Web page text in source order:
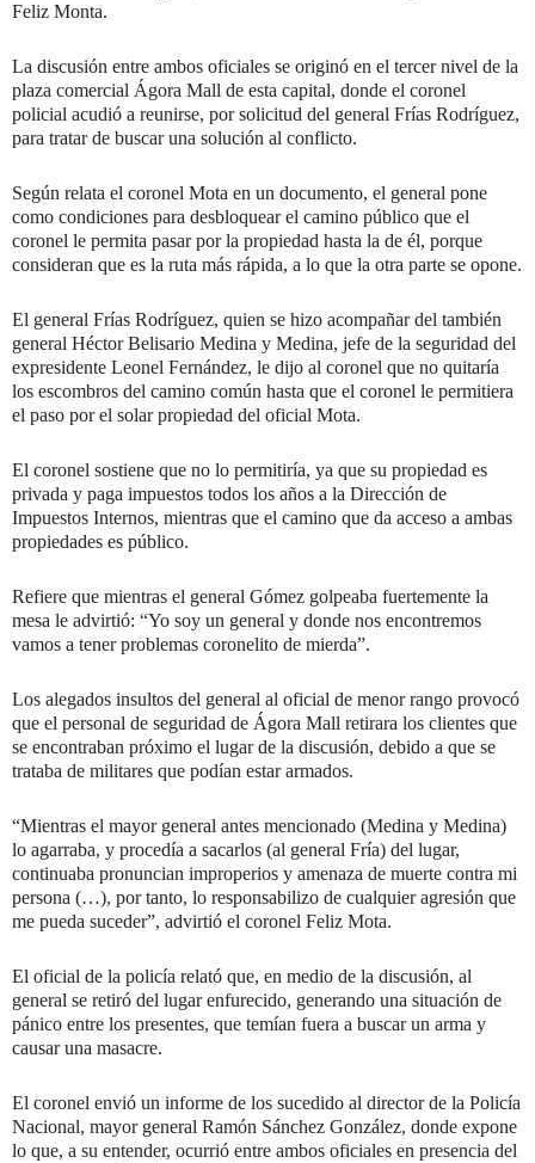
Feliz Monta.
La discusión entre ambos oficiales se originó en el tercer nivel de la
plaza comercial Ágora Mall de esta capital, donde el coronel
policial acudió a reunirse, por solicitud del general Frías Rodríguez,
para tratar de buscar una solución al conflicto.
Según relata el coronel Mota en un documento, el general pone
como condiciones para desbloquear el camino público que el
coronel le permita pasar por la propiedad hasta la de él, porque
consideran que es la ruta más rápida, a lo que la otra parte se opone.
El general Frías Rodríguez, quien se hizo acompañar del también
general Héctor Belisario Medina y Medina, jefe de la seguridad del
expresidente Leonel Fernández, le dijo al coronel que no quitaría
los escombros del camino común hasta que el coronel le permitiera
el paso por el solar propiedad del oficial Mota.
El coronel sostiene que no lo permitiría, ya que su propiedad es
privada y paga impuestos todos los años a la Dirección de
Impuestos Internos, mientras que el camino que da acceso a ambas
propiedades es público.
Refiere que mientras el general Gómez golpeaba fuertemente la
mesa le advirtió: “Yo soy un general y donde nos encontremos
vamos a tener problemas coronelito de mierda”.
Los alegados insultos del general al oficial de menor rango provocó
que el personal de seguridad de Ágora Mall retirara los clientes que
se encontraban próximo el lugar de la discusión, debido a que se
trataba de militares que podían estar armados.
“Mientras el mayor general antes mencionado (Medina y Medina)
lo agarraba, y procedía a sacarlos (al general Fría) del lugar,
continuaba pronuncian improperios y amenaza de muerte contra mi
persona (…), por tanto, lo responsabilizo de cualquier agresión que
me pueda suceder”, advirtió el coronel Feliz Mota.
El oficial de la policía relató que, en medio de la discusión, al
general se retiró del lugar enfurecido, generando una situación de
pánico entre los presentes, que temían fuera a buscar un arma y
causar una masacre.
El coronel envió un informe de los sucedido al director de la Policía
Nacional, mayor general Ramón Sánchez González, donde expone
lo que, a su entender, ocurrió entre ambos oficiales en presencia del